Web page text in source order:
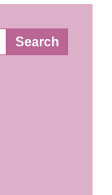
Search